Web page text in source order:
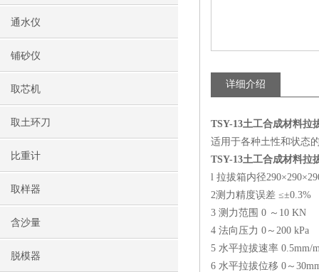
通水仪
铺砂仪
取芯机
取土环刀
比重计
取样器
含沙量
脱模器
详细介绍
TSY-13土工合成材料拉
适用于各种土性和状态
TSY-13土工合成材料拉
l 拉拔箱内径
2测力精度误差 ≤±0.3%
3 测力范围 0 ～10 KN
4 法向压力 0～200 kPa
5 水平拉拔速率 0.5mm/
6 水平拉拔位移 0～